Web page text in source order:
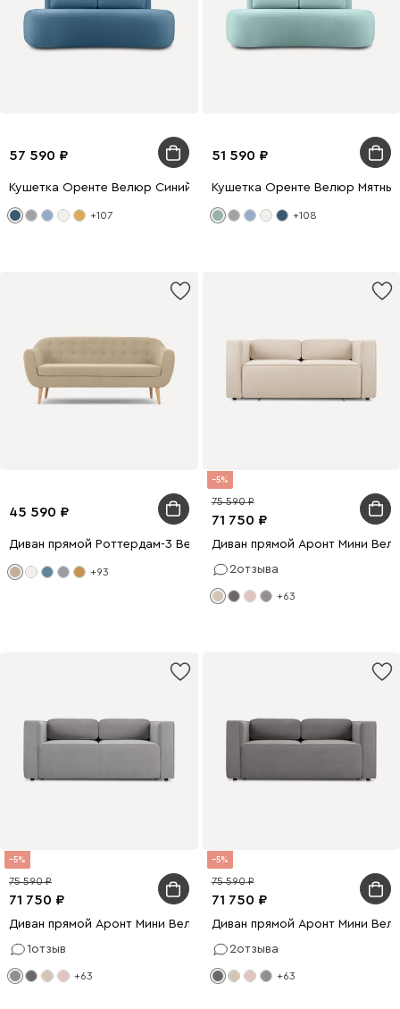
57 590
Кушетка Оренте Велюр Синий
+107
51 590
Кушетка Оренте Велюр Мятный
+108
45 590
Диван прямой Роттердам-3 Вельвет Бежевый
+93
5
71 750
75 590
Диван прямой Аронт Мини
2отзыва
+63
5
71 750
75 590
Диван прямой Аронт Мини Велюр Светло-серый
1отзыв
+63
5
71 750
75 590
Диван прямой Аронт Мини
2отзыва
+63